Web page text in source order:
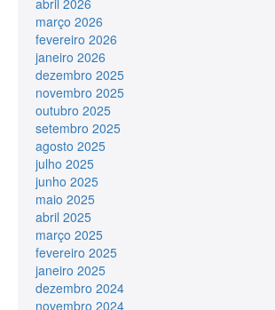
março 2026
fevereiro 2026
janeiro 2026
dezembro 2025
novembro 2025
outubro 2025
setembro 2025
agosto 2025
julho 2025
junho 2025
maio 2025
abril 2025
março 2025
fevereiro 2025
janeiro 2025
dezembro 2024
novembro 2024